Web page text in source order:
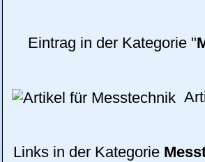
Eintrag in der Kategorie "
Links in der Kategorie